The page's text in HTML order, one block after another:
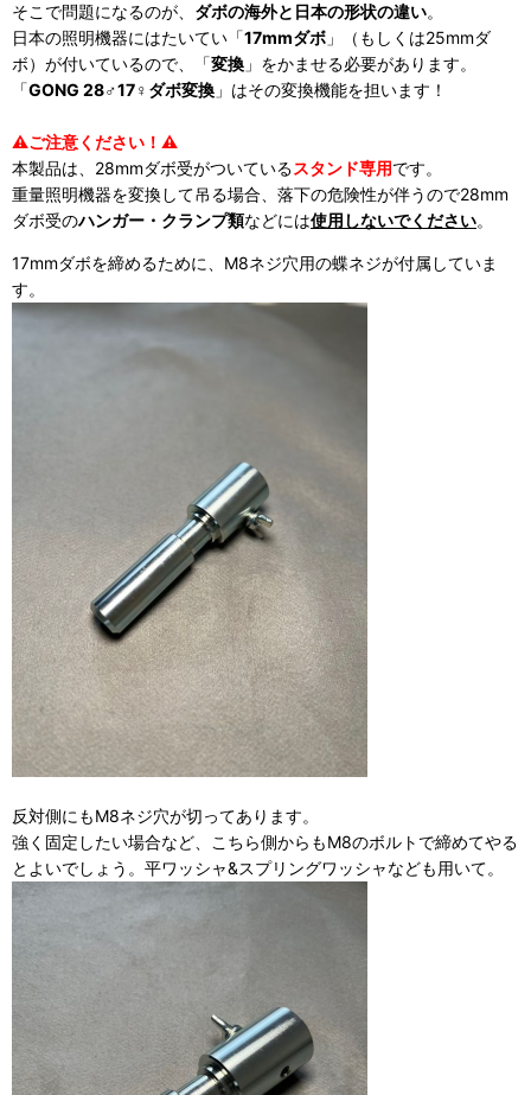
そこで問題になるのが、 ダボの海外と日本の形状の違い。
日本の照明機器にはたいてい「17mmダボ 」（もしくは25mmダ
ボ）が付いているので、「変換 」をかませる必要があります。
「GONG 28♂17♀ダボ変換 」はその変換機能を担います！
⚠️ご注意ください！ ⚠️
本製品は、28mmダボ受がついているスタンド専用です。
重量照明機器を変換して吊る場合、落下の危険性が伴うので28mm
ダボ受のハンガー・クランプ類などには使用しないでください。
17mmダボを締めるために、M8ネジ穴用の蝶ネジが付属していま
す。
反対側にもM8ネジ穴が切ってあります。
強く固定したい場合など、こちら側からもM8のボルトで締めてやる
とよいでしょう。平ワッシャ&スプリングワッシャなども用いて。